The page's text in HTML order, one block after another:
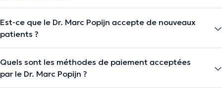
Est-ce que le Dr. Marc Popijn accepte de nouveaux
patients ?
Quels sont les méthodes de paiement acceptées
par le Dr. Marc Popijn ?